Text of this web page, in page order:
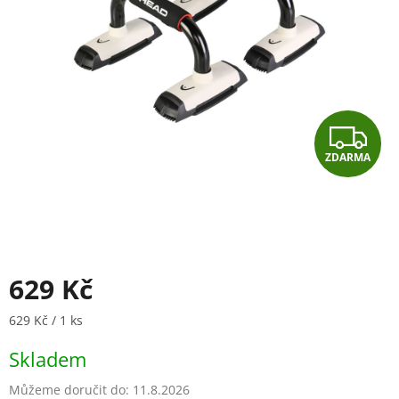
Z
D
ZDARMA
629 Kč
Měrná cena:
629 Kč / 1 ks
Skladem
Můžeme doručit do: 11.8.2026